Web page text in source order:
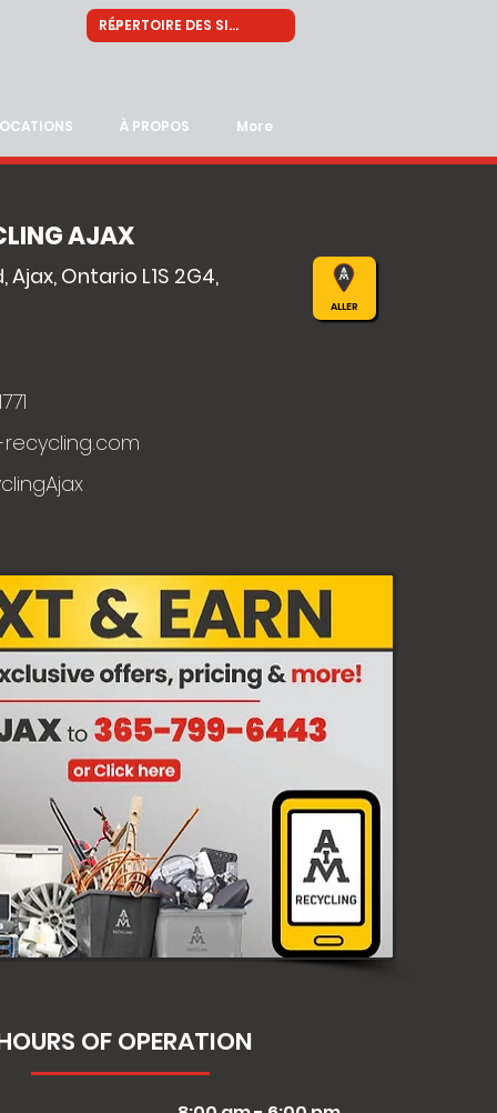
À PROPOS More
AJAX
Ajax, Ontario L1S 2G4,
ALLER
OF OPERATION